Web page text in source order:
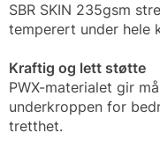
SBR SKIN 235gsm
temperert under hele
Kraftig og lett støtte
PWX-materialet gir
underkroppen for
tretthet.